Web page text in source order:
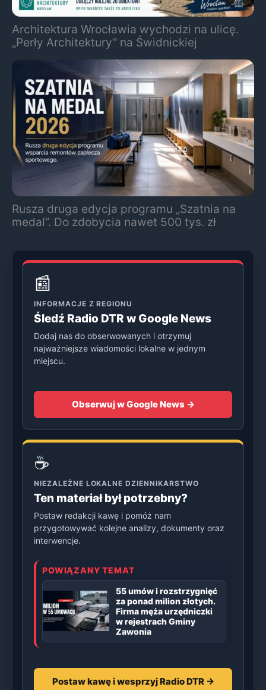
Architektura Wrocławia wychodzi na ulicę.
„Perły Architektury” na Świdnickiej
Rusza druga edycja programu „Szatnia na
medal”. Do zdobycia nawet 500 tys. zł
📰
INFORMACJE Z REGIONU
Śledź Radio DTR w Google News
Dodaj nas do obserwowanych i otrzymuj
najważniejsze wiadomości lokalne w jednym
miejscu.
Obserwuj w Google News →
☕
NIEZALEŻNE LOKALNE DZIENNIKARSTWO
Ten materiał był potrzebny?
Postaw redakcji kawę i pomóż nam
przygotowywać kolejne analizy, dokumenty oraz
interwencje.
POWIĄZANY TEMAT
55 umów i rozstrzygnięć
za ponad milion złotych.
Firma męża urzędniczki
w rejestrach Gminy
Zawonia
Postaw kawę i wesprzyj Radio DTR →